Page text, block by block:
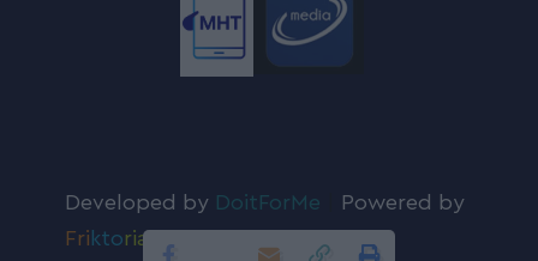
Developed by DoitForMe
Powered by
Fri ktoria